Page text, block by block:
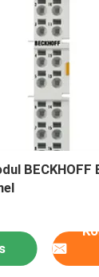
BECKHOFF